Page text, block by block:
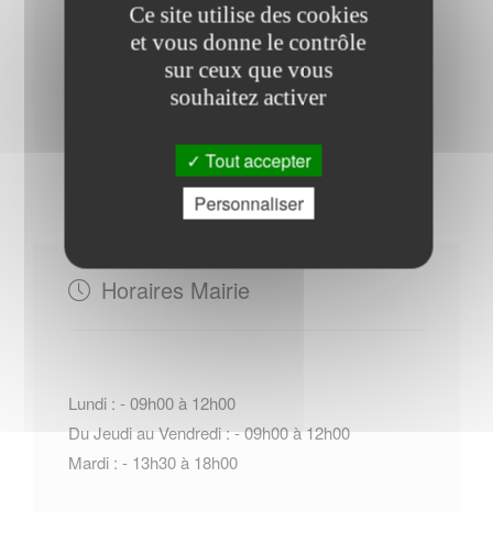
de Beaurepaire-sur-Sambre
Contacter l'office de tourisme
Horaires Mairie
Lundi : - 09h00 à 12h00
Du Jeudi au Vendredi : - 09h00 à 12h00
Mardi : - 13h30 à 18h00
Ce site utilise des cookies
et vous donne le contrôle
sur ceux que vous
souhaitez activer
Tout accepter
Personnaliser